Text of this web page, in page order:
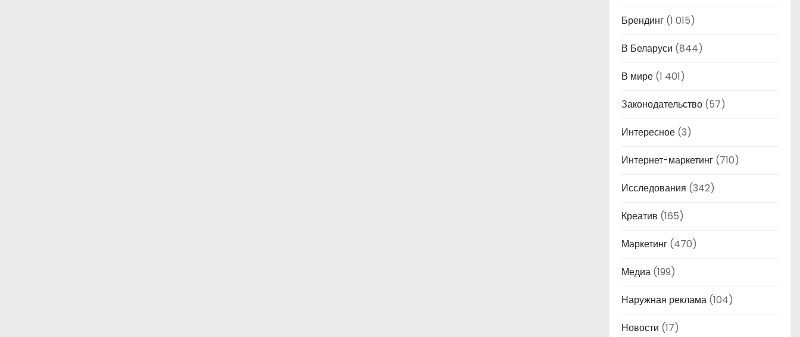
Брендинг (1 015)
В Беларуси (844)
В мире (1 401)
Законодательство (57)
Интересное (3)
Интернет-маркетинг (710)
Исследования (342)
Креатив (165)
Маркетинг (470)
Медиа (199)
Наружная реклама (104)
Новости (17)